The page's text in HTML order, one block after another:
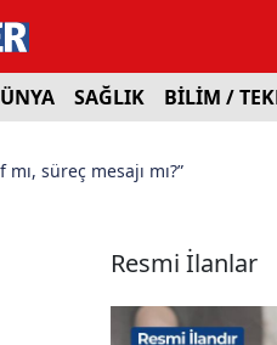
SAĞLIK BİLİM /
süreç mesajı mı?”
Resmi İlanlar